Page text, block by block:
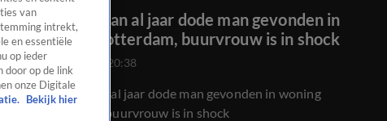
Lichaam van al jaar dode man gevonden in
woning Rotterdam, buurvrouw is in shock
17 nov 2023, 20:38
Lichaam van al jaar dode man gevonden in woning
Rotterdam, buurvrouw is in shock
van
intrekt,
en essentiële
op ieder
door op de link
onze Digitale
Bekijk hier